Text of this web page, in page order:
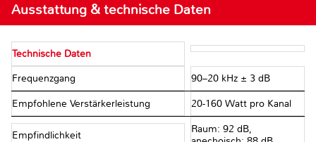
Ausstattung & technische Daten
Technische Daten
Frequenzgang 90–20 kHz ± 3 dB
Empfohlene Verstärkerleistung 20-160 Watt pro Kanal
Empfindlichkeit
Raum: 92 dB,